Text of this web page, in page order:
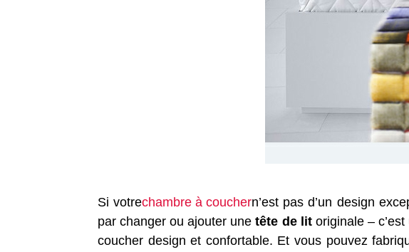
Si votrechambre à couchern’est pas d’un design
par changer ou ajouter une tête de litoriginale –
coucher design et confortable. Et vous pouvez